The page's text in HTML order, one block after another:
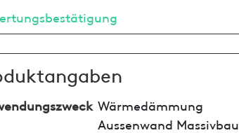
Wärmedämmung
Aussenwand Massivbau